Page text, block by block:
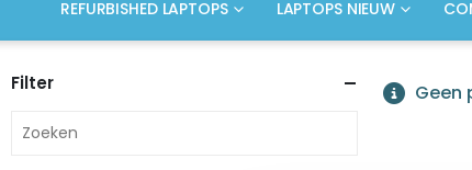
REFURBISHED LAPTOPS LAPTOPS NIEUW
Geen
Filter